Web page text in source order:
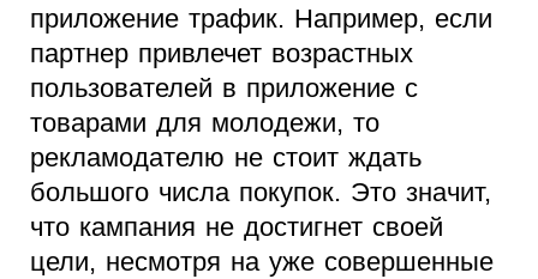
приложение трафик. Например, если
партнер привлечет возрастных
пользователей в приложение с
товарами для молодежи, то
рекламодателю не стоит ждать
большого числа покупок. Это значит,
что кампания не достигнет своей
цели, несмотря на уже совершенные